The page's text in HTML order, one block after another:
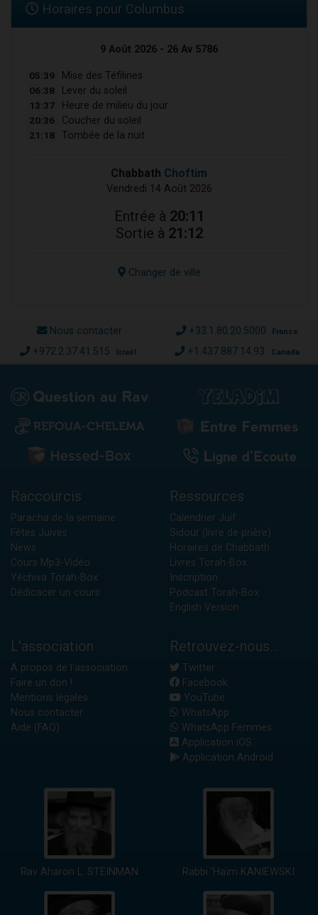
Horaires pour Columbus
9 Août 2026 - 26 Av 5786
05:39 Mise des Téfilines
06:38 Lever du soleil
13:37 Heure de milieu du jour
20:36 Coucher du soleil
21:18 Tombée de la nuit
Chabbath Choftim
Vendredi 14 Août 2026
Entrée à 20:11
Sortie à 21:12
Changer de ville
Nous contacter +33.1.80.20.5000 France
+972.2.37.41.515 Israël +1.437.887.14.93 Canada
Raccourcis
Paracha de la semaine
Fêtes Juives
News
Cours Mp3-Vidéo
Yéchiva Torah-Box
Dédicacer un cours
Ressources
Calendrier Juif
Sidour (livre de prière)
Horaires de Chabbath
Livres Torah-Box
Inscription
Podcast Torah-Box
English Version
L'association
A propos de l'association
Faire un don !
Mentions légales
Nous contacter
Aide (FAQ)
Retrouvez-nous...
Twitter
Facebook
YouTube
WhatsApp
WhatsApp Femmes
Application iOS
Application Android
Rav Aharon L. STEINMAN Rabbi 'Haïm KANIEWSKI